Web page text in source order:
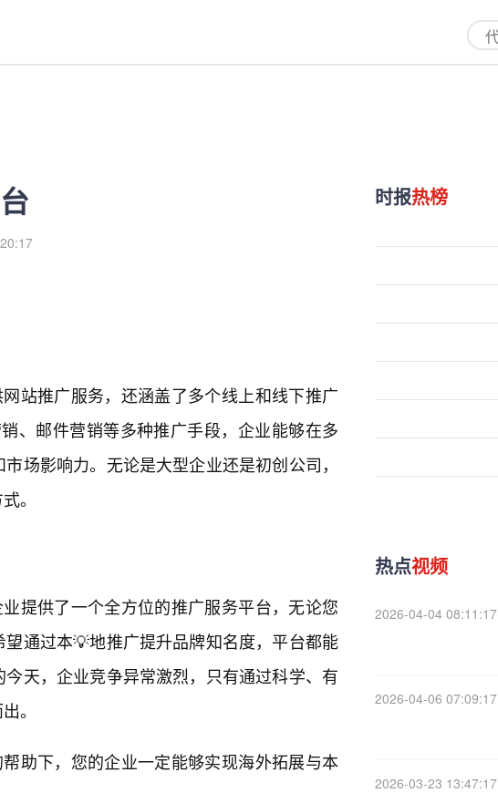
站推广服务，还涵盖了多个线上和线下推广
、邮件营销等多种推广手段，企业能够在多
场影响力。无论是大型企业还是初创公司，
。
提供了一个全方位的推广服务平台，无论您
通过本💡地推广提升品牌知名度，平台都能
天，企业竞争异常激烈，只有通过科学、有
。
助下，您的企业一定能够实现海外拓展与本
时报热榜
热点视频
2026-04-04 08:11:17
2026-04-06 07:09:17
2026-03-23 13:47:17